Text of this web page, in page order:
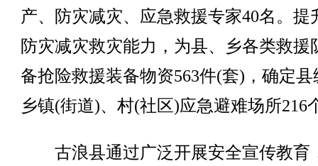
产、防灾减灾、应急救援专家40名。提
防灾减灾救灾能力，为县、乡各类救援
备抢险救援装备物资563件(套)，确定县
乡镇(街道)、村(社区)应急避难场所216
古浪县通过广泛开展安全宣传教育